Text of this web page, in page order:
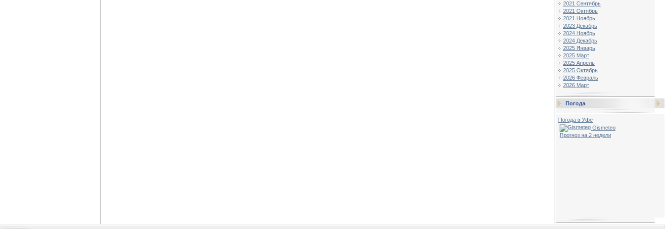
2021 Сентябрь
2021 Октябрь
2021 Ноябрь
2023 Декабрь
2024 Ноябрь
2024 Декабрь
2025 Январь
2025 Март
2025 Апрель
2025 Октябрь
2026 Февраль
2026 Март
Погода
Погода в Уфе
Gismeteo
Прогноз на 2 недели